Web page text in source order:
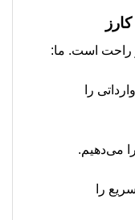
راحت است. ما:
را
می‌دهیم.
را